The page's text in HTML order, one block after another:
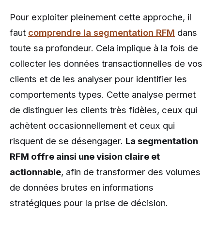
Pour exploiter pleinement cette approche, il
faut comprendre la segmentation RFM dans
toute sa profondeur. Cela implique à la fois de
collecter les données transactionnelles de vos
clients et de les analyser pour identifier les
comportements types. Cette analyse permet
de distinguer les clients très fidèles, ceux qui
achètent occasionnellement et ceux qui
risquent de se désengager. La segmentation
RFM offre ainsi une vision claire et
actionnable, afin de transformer des volumes
de données brutes en informations
stratégiques pour la prise de décision.